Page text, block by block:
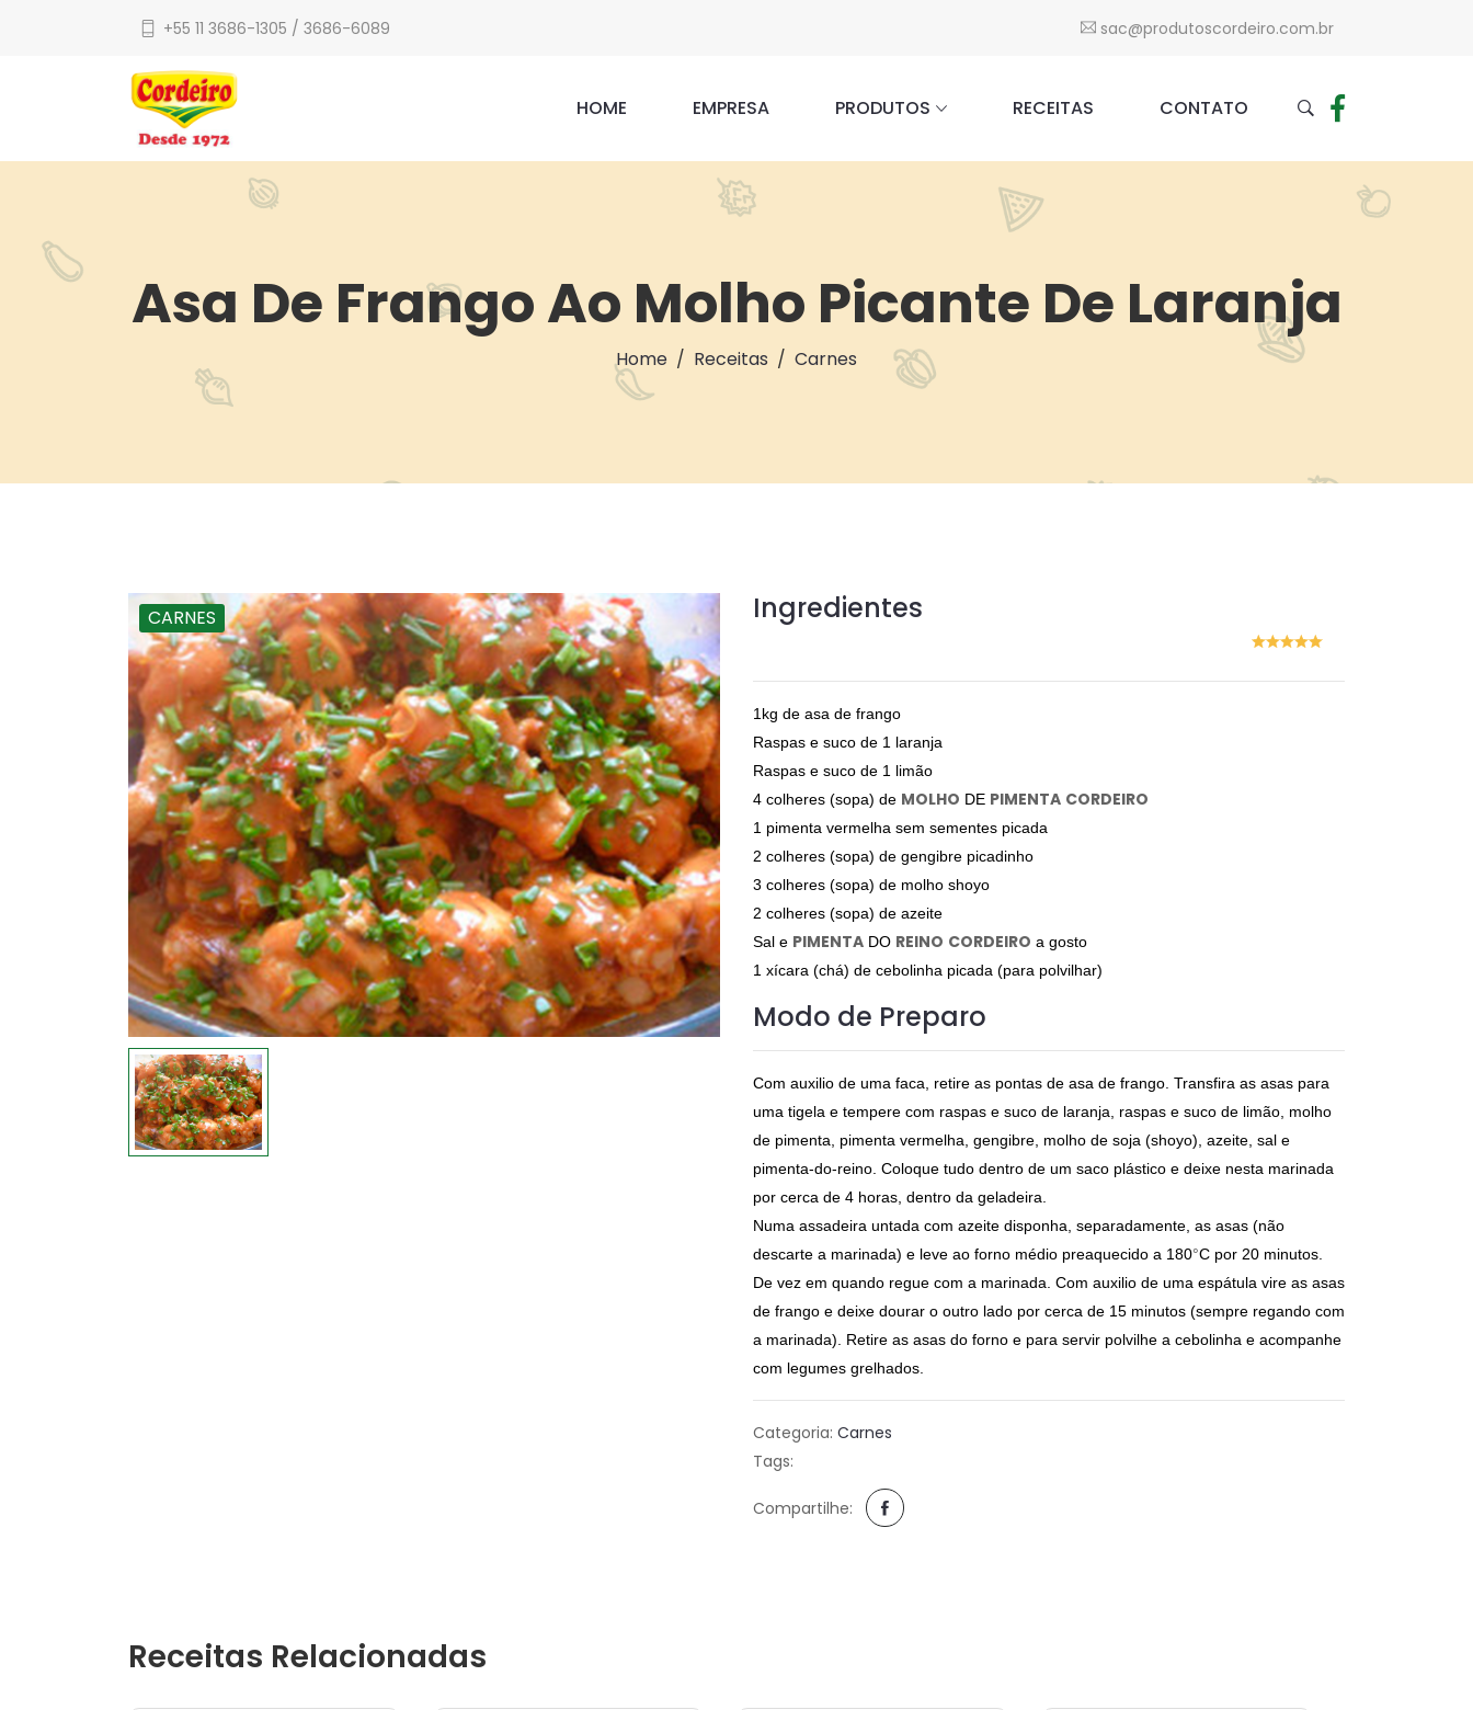
+55 11 3686-1305 / 3686-6089 sac@produtoscordeiro.com.br
HOME EMPRESA PRODUTOS RECEITAS CONTATO
Asa De Frango Ao Molho Picante De Laranja
Home Receitas Carnes
CARNES Ingredientes
1kg de asa de frango
Raspas e suco de 1 laranja
Raspas e suco de 1 limão
4 colheres (sopa) de MOLHO DE PIMENTA CORDEIRO
1 pimenta vermelha sem sementes picada
2 colheres (sopa) de gengibre picadinho
3 colheres (sopa) de molho shoyo
2 colheres (sopa) de azeite
Sal e PIMENTA DO REINO CORDEIRO a gosto
1 xícara (chá) de cebolinha picada (para polvilhar)
Modo de Preparo
Com auxilio de uma faca, retire as pontas de asa de frango. Transfira as asas para
uma tigela e tempere com raspas e suco de laranja, raspas e suco de limão, molho
de pimenta, pimenta vermelha, gengibre, molho de soja (shoyo), azeite, sal e
pimenta-do-reino. Coloque tudo dentro de um saco plástico e deixe nesta marinada
por cerca de 4 horas, dentro da geladeira.
Numa assadeira untada com azeite disponha, separadamente, as asas (não
descarte a marinada) e leve ao forno médio preaquecido a 180°C por 20 minutos.
De vez em quando regue com a marinada. Com auxilio de uma espátula vire as asas
de frango e deixe dourar o outro lado por cerca de 15 minutos (sempre regando com
a marinada). Retire as asas do forno e para servir polvilhe a cebolinha e acompanhe
com legumes grelhados.
Categoria: Carnes
Tags:
Compartilhe:
Receitas Relacionadas